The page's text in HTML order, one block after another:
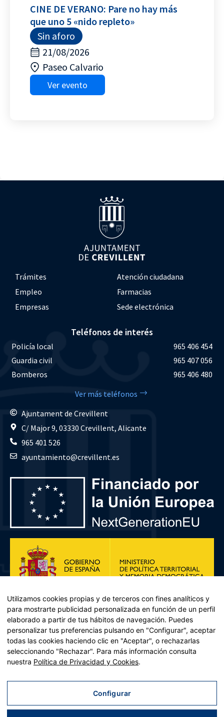
CINE DE VERANO: Pare no hay más
que uno 5 «nido repleto»
Sin aforo
21/08/2026
Paseo Calvario
Ver evento
Trámites
Atención ciudadana
Empleo
Farmacias
Empresas
Sede electrónica
Teléfonos de interés
Policía local
965 406 454
Guardia civil
965 407 056
Bomberos
965 406 480
Ver más teléfonos
Ajuntament de Crevillent
C/ Major 9, 03330 Crevillent, Alicante
965 401 526
ayuntamiento@crevillent.es
Plan de Recuperación, Transformación y Resiliencia – Financiado por
Recuperación y resiliencia, establecido por el Reglamento (UE)
2021/241 del Parlamento Europeo y del Consejo, de 12 de febrero
Utilizamos cookies propias y de terceros con fines analíticos y
para mostrarte publicidad personalizada en función de un perfil
elaborado a partir de tus hábitos de navegación. Puedes
personalizar tus preferencias pulsando en "Configurar", aceptar
todas las cookies haciendo clic en "Aceptar", o rechazarlas
seleccionando "Rechazar". Para más información consulta
nuestra Política de Privacidad y Cookies.
Configurar